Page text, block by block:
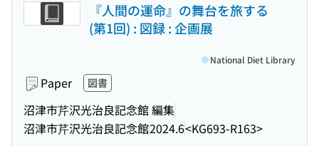
『人間の運命』の舞台を旅する
(第1回) : 図録 : 企画展
Paper 図書
沼津市芹沢光治良記念館 編集
沼津市芹沢光治良記念館2024.6<KG693-R163>
National Diet Library